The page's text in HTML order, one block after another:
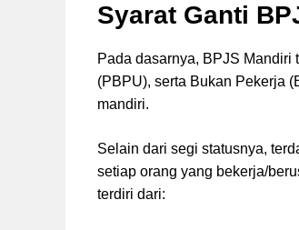
Syarat Ganti
Pada dasarnya, BPJS
(PBPU), serta Bukan Pekerja
mandiri.
Selain dari segi statusnya,
setiap orang yang bekerja/
terdiri dari: